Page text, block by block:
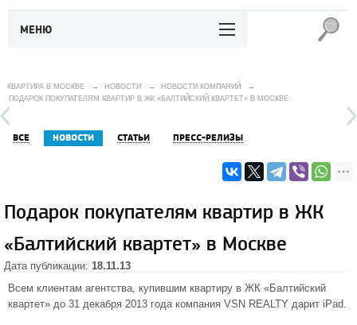
МЕНЮ
КВАРТИРА В МОСКВЕ → НОВОСТИ → НОВОСТИ КОМПАНИЙ
→
ПОДАРОК ПОКУПАТЕЛЯМ КВАРТИР В ЖК «БАЛТИЙСКИЙ КВАРТЕТ» В МОСКВЕ
ВСЕ НОВОСТИ СТАТЬИ ПРЕСС-РЕЛИЗЫ
Подарок покупателям квартир в ЖК
«Балтийский квартет» в Москве
Дата публикации: 18.11.13
Всем клиентам агентства, купившим квартиру в ЖК «Балтийский
квартет» до 31 декабря 2013 года компания VSN REALTY дарит iPad.